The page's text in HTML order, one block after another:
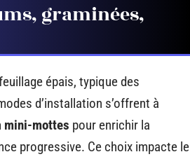
graminées,
épais, typique des
d’installation s’offrent à
mini-mottes pour enrichir la
progressive. Ce choix impacte le